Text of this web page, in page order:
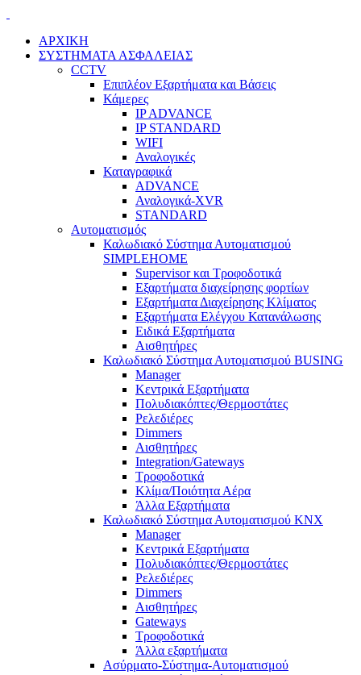
ΑΡΧΙΚΗ
ΣΥΣΤΗΜΑΤΑ ΑΣΦΑΛΕΙΑΣ
CCTV
Επιπλέον Εξαρτήματα και Βάσεις
Κάμερες
IP ADVANCE
IP STANDARD
WIFI
Αναλογικές
Καταγραφικά
ADVANCE
Αναλογικά-XVR
STANDARD
Αυτοματισμός
Καλωδιακό Σύστημα Αυτοματισμού
SIMPLEHOME
Supervisor και Τροφοδοτικά
Εξαρτήματα διαχείρησης φορτίων
Εξαρτήματα Διαχείρησης Κλίματος
Εξαρτήματα Ελέγχου Κατανάλωσης
Ειδικά Εξαρτήματα
Αισθητήρες
Καλωδιακό Σύστημα Αυτοματισμού BUSING
Manager
Κεντρικά Εξαρτήματα
Πολυδιακόπτες/Θερμοστάτες
Ρελεδιέρες
Dimmers
Αισθητήρες
Integration/Gateways
Τροφοδοτικά
Κλίμα/Ποιότητα Αέρα
Άλλα Εξαρτήματα
Καλωδιακό Σύστημα Αυτοματισμού KNX
Manager
Κεντρικά Εξαρτήματα
Πολυδιακόπτες/Θερμοστάτες
Ρελεδιέρες
Dimmers
Αισθητήρες
Gateways
Τροφοδοτικά
Άλλα εξαρτήματα
Ασύρματο-Σύστημα-Αυτοματισμού